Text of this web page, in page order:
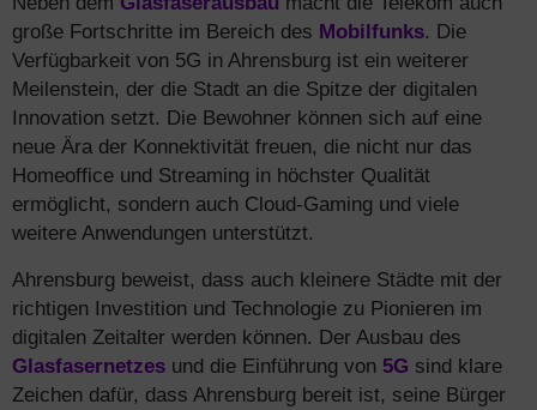
große Fortschritte im Bereich des Mobilfunks. Die
Verfügbarkeit von 5G in Ahrensburg ist ein weiterer
Meilenstein, der die Stadt an die Spitze der digitalen
Innovation setzt. Die Bewohner können sich auf eine
neue Ära der Konnektivität freuen, die nicht nur das
Homeoffice und Streaming in höchster Qualität
ermöglicht, sondern auch Cloud-Gaming und viele
weitere Anwendungen unterstützt.
Ahrensburg beweist, dass auch kleinere Städte mit der
richtigen Investition und Technologie zu Pionieren im
digitalen Zeitalter werden können. Der Ausbau des
Glasfasernetzes und die Einführung von 5G sind klare
Zeichen dafür, dass Ahrensburg bereit ist, seine Bürger